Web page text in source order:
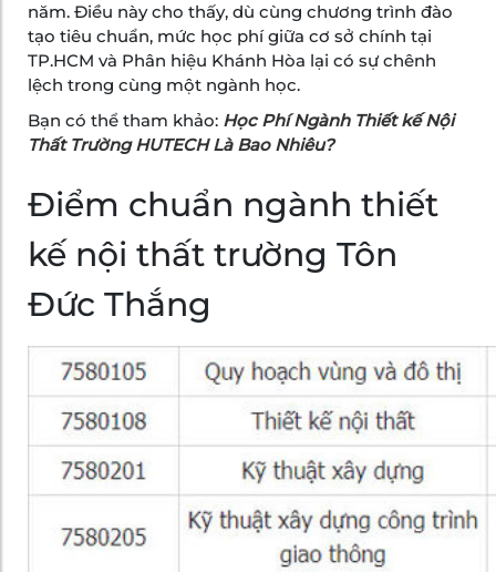
năm. Điều này cho thấy, dù cùng chương trình đào
tạo tiêu chuẩn, mức học phí giữa cơ sở chính tại
TP.HCM và Phân hiệu Khánh Hòa lại có sự chênh
lệch trong cùng một ngành học.
Bạn có thể tham khảo: Học Phí Ngành Thiết kế Nội
Thất Trường HUTECH Là Bao Nhiêu?
Điểm chuẩn ngành thiết
kế nội thất trường Tôn
Đức Thắng